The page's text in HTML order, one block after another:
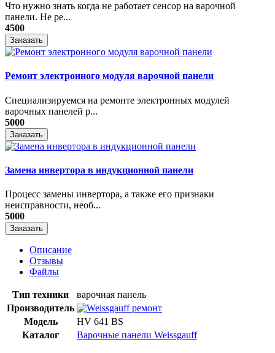
Что нужно знать когда не работает сенсор на варочной
панели. Не ре...
4500
Заказать
Ремонт электронного модуля варочной панели
Специализируемся на ремонте электронных модулей
варочных панелей р...
5000
Заказать
Замена инвертора в индукционной панели
Процесс замены инвертора, а также его признаки
неисправности, необ...
5000
Заказать
Описание
Отзывы
Файлы
Тип техники
варочная панель
Производитель
Модель
HV 641 BS
Каталог
Варочные панели Weissgauff